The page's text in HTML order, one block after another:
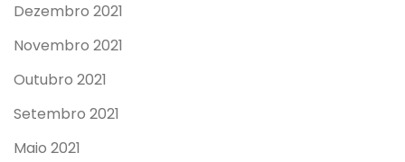
Dezembro 2021
Novembro 2021
Outubro 2021
Setembro 2021
Maio 2021